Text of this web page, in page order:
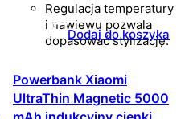
Regulacja temperatury
i nawiewu pozwala
dopasować stylizację.
Dodaj do koszyka
Powerbank Xiaomi
UltraThin Magnetic 5000